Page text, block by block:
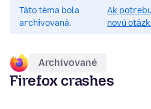
Táto téma bola
archivovaná.
Ak
novú
Archivované
Firefox crashes